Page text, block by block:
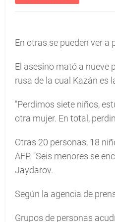
En otras se pueden ver
El asesino mató a nueve
rusa de la cual Kazán es
"Perdimos siete niños,
otra mujer. En total,
Otras 20 personas, 18
AFP. "Seis menores se
Jaydarov.
Según la agencia de
Grupos de personas